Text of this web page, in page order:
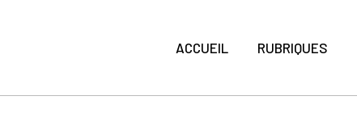
ACCUEIL RUBRIQUES